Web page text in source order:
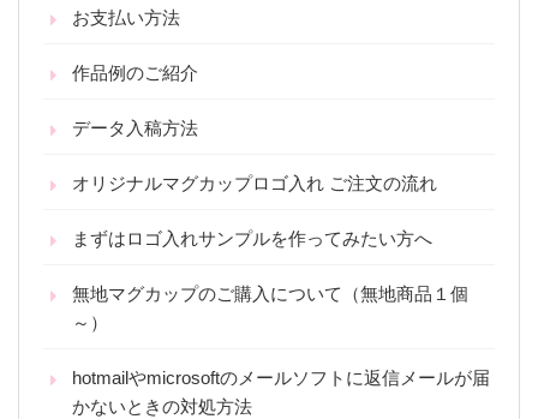
お支払い方法
作品例のご紹介
データ入稿方法
オリジナルマグカップロゴ入れ ご注文の流れ
まずはロゴ入れサンプルを作ってみたい方へ
無地マグカップのご購入について（無地商品１個
～）
hotmailやmicrosoftのメールソフトに返信メールが届
かないときの対処方法